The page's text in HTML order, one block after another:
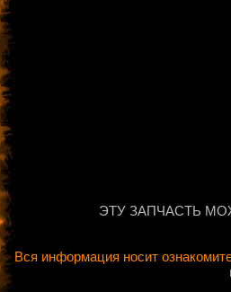
ЭТУ ЗАПЧАСТЬ
Вся информация носит